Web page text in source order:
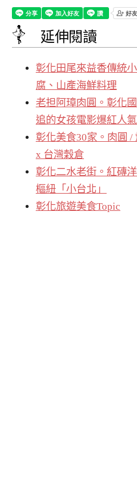
延伸閱讀
彰化田尾來益香傳統
腐、山產海鮮料理
老担阿璋肉圓。彰化
追的女孩電影爆紅人
彰化美食30家。肉圓 /
x 台灣穀倉
彰化二水老街。紅磚
樞紐「小台北」
彰化旅遊美食Topic